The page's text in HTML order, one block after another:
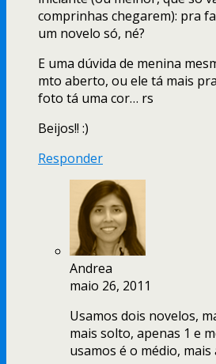
comprinhas chegarem): pra
um novelo só, né?
E uma dúvida de menina
mto aberto, ou ele tá mais
foto tá uma cor… rs
Beijos!! :)
Responder
Andrea
maio 26, 2011
Usamos dois novelos,
mais solto, apenas 1 e
usamos é o médio,